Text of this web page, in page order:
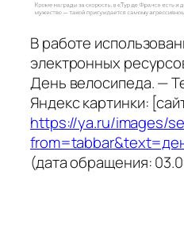
В работе
электронных
День велосипеда. —
Яндекс картинки:
https://ya.ru/images/
(дата обращения: